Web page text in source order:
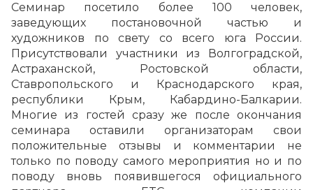
Семинар посетило более 100 человек,
заведующих постановочной частью и
художников по свету со всего юга России.
Присутствовали участники из Волгоградской,
Астраханской, Ростовской области,
Ставропольского и Краснодарского края,
республики Крым, Кабардино-Балкарии.
Многие из гостей сразу же после окончания
семинара оставили организаторам свои
положительные отзывы и комментарии не
только по поводу самого мероприятия но и по
поводу вновь появившегося официального